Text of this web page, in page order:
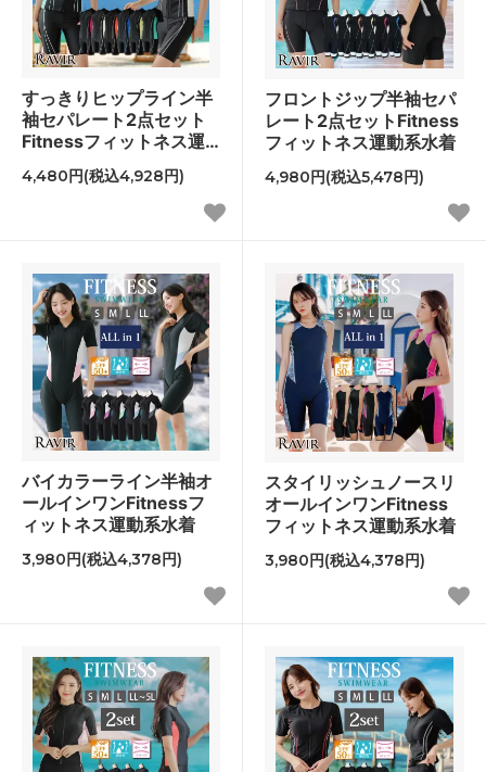
すっきりヒップライン半
袖セパレート2点セット
Fitnessフィットネス運
4,480円(税込4,928円)
フロントジップ半袖セパ
レート2点セットFitness
フィットネス運動系水着
4,980円(税込5,478円)
バイカラーライン半袖オ
ールインワンFitnessフ
ィットネス運動系水着
3,980円(税込4,378円)
スタイリッシュノースリ
オールインワンFitness
フィットネス運動系水着
3,980円(税込4,378円)